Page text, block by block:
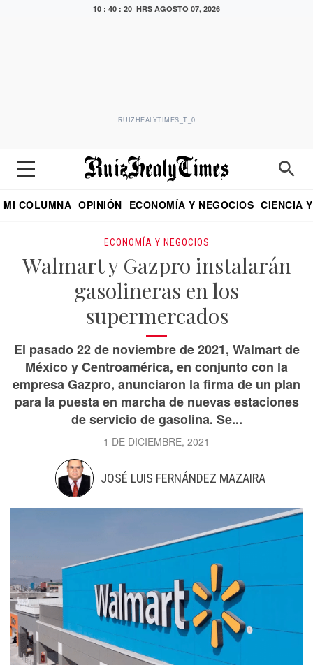
10 : 40 : 21 HRS AGOSTO 07, 2026
RUIZHEALYTIMES_T_0
MI COLUMNA OPINIÓN ECONOMÍA Y NEGOCIOS CIENCIA
ECONOMÍA Y NEGOCIOS
Walmart y Gazpro instalarán
gasolineras en los
supermercados
El pasado 22 de noviembre de 2021, Walmart de
México y Centroamérica, en conjunto con la
empresa Gazpro, anunciaron la firma de un plan
para la puesta en marcha de nuevas estaciones
de servicio de gasolina. Se...
1 DE DICIEMBRE, 2021
JOSÉ LUIS FERNÁNDEZ MAZAIRA